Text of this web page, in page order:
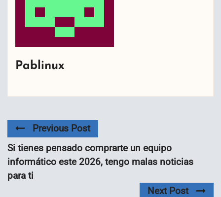
Pablinux
Previous Post
Si tienes pensado comprarte un equipo
informático este 2026, tengo malas noticias
para ti
Next Post